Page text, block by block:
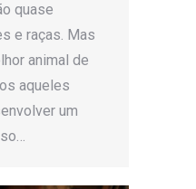
quase
e raças. Mas
animal de
aqueles
um